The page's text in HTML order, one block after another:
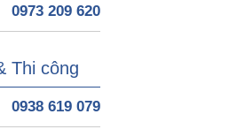
0973 209 620
Thi công
0938 619 079